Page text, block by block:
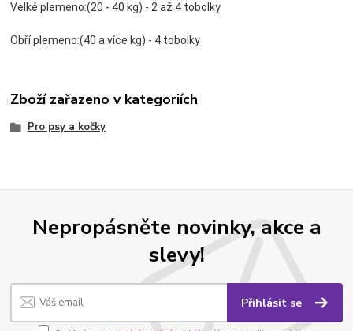
Velké plemeno:(20 - 40 kg) - 2 až 4 tobolky
Obří plemeno:(40 a více kg) - 4 tobolky
Zboží zařazeno v kategoriích
Pro psy a kočky
Nepropásněte novinky, akce a
slevy!
Přihlásit se